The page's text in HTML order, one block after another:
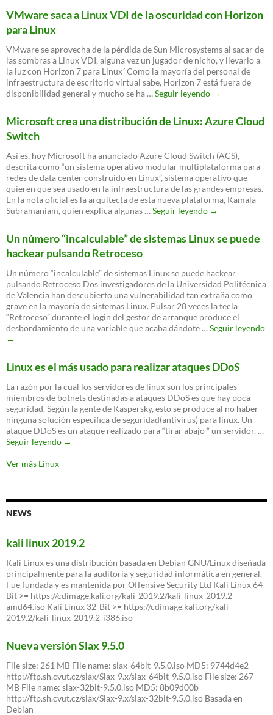
WiFi
por
menos
de
5
VMware saca a Linux VDI de la oscuridad con Horizon
para Linux
VMware se aprovecha de la pérdida de Sun Microsystems al sacar de
las sombras a Linux VDI, alguna vez un jugador de nicho, y llevarlo a
la luz con Horizon 7 para Linux´ Como la mayoría del personal de
infraestructura de escritorio virtual sabe, Horizon 7 está fuera de
disponibilidad general y mucho se ha …Seguir leyendo VMware
Linux
la
oscuridad
con
Horizon
para
Linux
→
Microsoft crea una distribución de Linux: Azure Cloud
Switch
Así es, hoy Microsoft ha anunciado Azure Cloud Switch (ACS),
descrita como “un sistema operativo modular multiplataforma para
redes de data center construido en Linux”, sistema operativo que
quieren que sea usado en la infraestructura de las grandes empresas.
En la nota oficial es la arquitecta de esta nueva plataforma, Kamala
Subramaniam, quien explica algunas …Seguir leyendo Microsoft
distribución
Azure
Cloud
Switch
→
Un número “incalculable” de sistemas Linux se puede
hackear pulsando Retroceso
Un número “incalculable” de sistemas Linux se puede hackear
pulsando Retroceso Dos investigadores de la Universidad Politécnica
de Valencia han descubierto una vulnerabilidad tan extraña como
grave en la mayoría de sistemas Linux. Pulsar 28 veces la tecla
“Retroceso” durante el login del gestor de arranque produce el
desbordamiento de una variable que acaba dándote …Seguir leyendo
→
Linux es el más usado para realizar ataques DDoS
La razón por la cual los servidores de linux son los principales
miembros de botnets destinadas a ataques DDoS es que hay poca
seguridad. Según la gente de Kaspersky, esto se produce al no haber
ninguna solución específica de seguridad(antivirus) para linux. Un
ataque DDoS es un ataque realizado para “tirar abajo ” un servidor. …
Seguir leyendo Linux
→
Ver más Linux
NEWS
kali linux 2019.2
Kali Linux es una distribución basada en Debian GNU/Linux diseñada
principalmente para la auditoría y seguridad informática en general.
Fue fundada y es mantenida por Offensive Security Ltd Kali Linux 64-
Bit >= https://cdimage.kali.org/kali-2019.2/kali-linux-2019.2-
amd64.iso Kali Linux 32-Bit >= https://cdimage.kali.org/kali-
2019.2/kali-linux-2019.2-i386.iso
Nueva versión Slax 9.5.0
File size: 261 MB File name: slax-64bit-9.5.0.iso MD5: 9744d4e2
http://ftp.sh.cvut.cz/slax/Slax-9.x/slax-64bit-9.5.0.iso File size: 267
MB File name: slax-32bit-9.5.0.iso MD5: 8b09d00b
http://ftp.sh.cvut.cz/slax/Slax-9.x/slax-32bit-9.5.0.iso Basada en
Debian